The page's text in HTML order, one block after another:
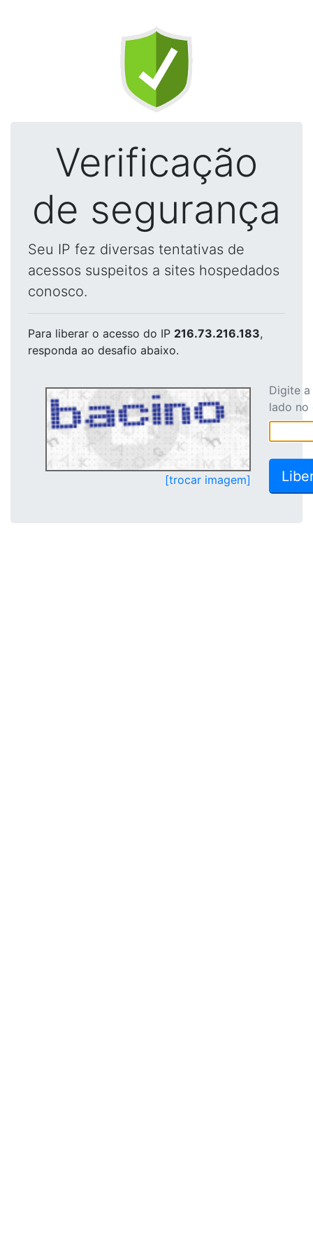
Verificação
de segurança
Seu IP fez diversas tentativas de
acessos suspeitos a sites hospedados
conosco.
Para liberar o acesso do IP 216.73.216.183,
responda ao desafio abaixo.
[trocar imagem]
Digite
lado no